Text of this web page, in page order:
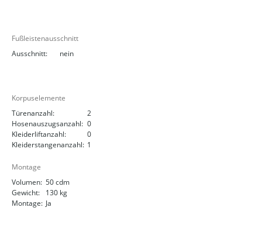
Fußleistenausschnitt
Ausschnitt:
nein
Korpuselemente
Türenanzahl:
2
Hosenauszugsanzahl: 0
Kleiderliftanzahl:
0
Kleiderstangenanzahl: 1
Montage
Volumen: 50 cdm
Gewicht:
130 kg
Montage: Ja